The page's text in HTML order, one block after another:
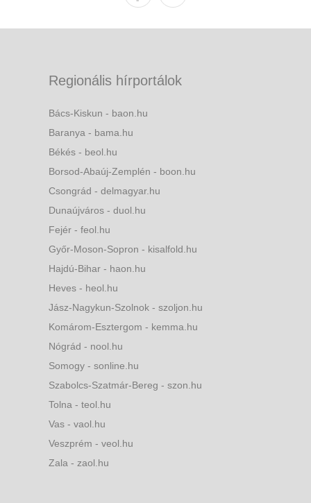
Regionális hírportálok
Bács-Kiskun - baon.hu
Baranya - bama.hu
Békés - beol.hu
Borsod-Abaúj-Zemplén - boon.hu
Csongrád - delmagyar.hu
Dunaújváros - duol.hu
Fejér - feol.hu
Győr-Moson-Sopron - kisalfold.hu
Hajdú-Bihar - haon.hu
Heves - heol.hu
Jász-Nagykun-Szolnok - szoljon.hu
Komárom-Esztergom - kemma.hu
Nógrád - nool.hu
Somogy - sonline.hu
Szabolcs-Szatmár-Bereg - szon.hu
Tolna - teol.hu
Vas - vaol.hu
Veszprém - veol.hu
Zala - zaol.hu